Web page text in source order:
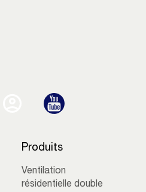
Produits
Ventilation
résidentielle double